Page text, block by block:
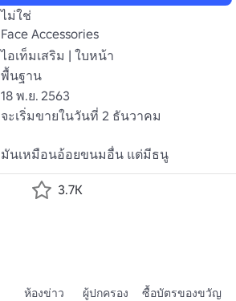
ไม่ใช่
Face Accessories
ไอเท็มเสริม | ใบหน้า
พื้นฐาน
18 พ.ย. 2563
จะเริ่มขายในวันที่ 2 ธันวาคม
มันเหมือนอ้อยขนมอื่น แต่มีธนู
3.7K
ห้องข่าว ผู้ปกครอง ซื้อบัตรของขวัญ